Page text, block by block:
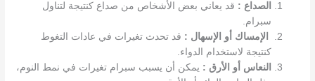
الصداع : قد يعاني بعض الأشخاص من صداع كنتيجة لتناول
سبرام.
الإمساك أو الإسهال : قد تحدث تغيرات في عادات التغوط
كنتيجة لاستخدام الدواء.
النعاس أو الأرق : يمكن أن يسبب سبرام تغيرات في نمط النوم،